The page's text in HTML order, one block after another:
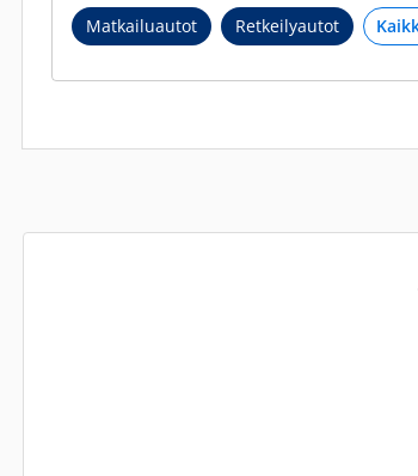
Matkailuautot Retkeilyautot